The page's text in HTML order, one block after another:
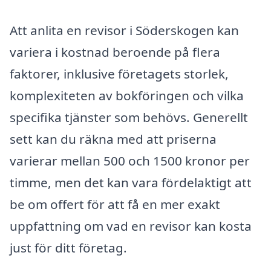
Att anlita en revisor i Söderskogen kan
variera i kostnad beroende på flera
faktorer, inklusive företagets storlek,
komplexiteten av bokföringen och vilka
specifika tjänster som behövs. Generellt
sett kan du räkna med att priserna
varierar mellan 500 och 1500 kronor per
timme, men det kan vara fördelaktigt att
be om offert för att få en mer exakt
uppfattning om vad en revisor kan kosta
just för ditt företag.